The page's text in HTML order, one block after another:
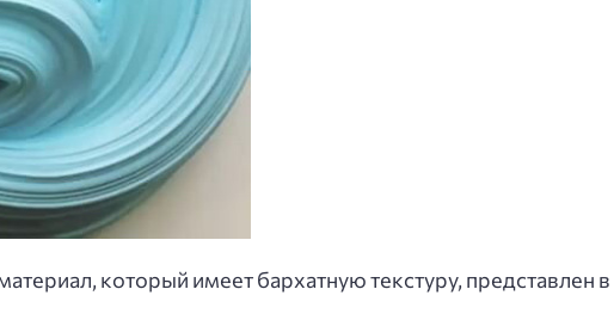
который имеет бархатную текстуру, представлен